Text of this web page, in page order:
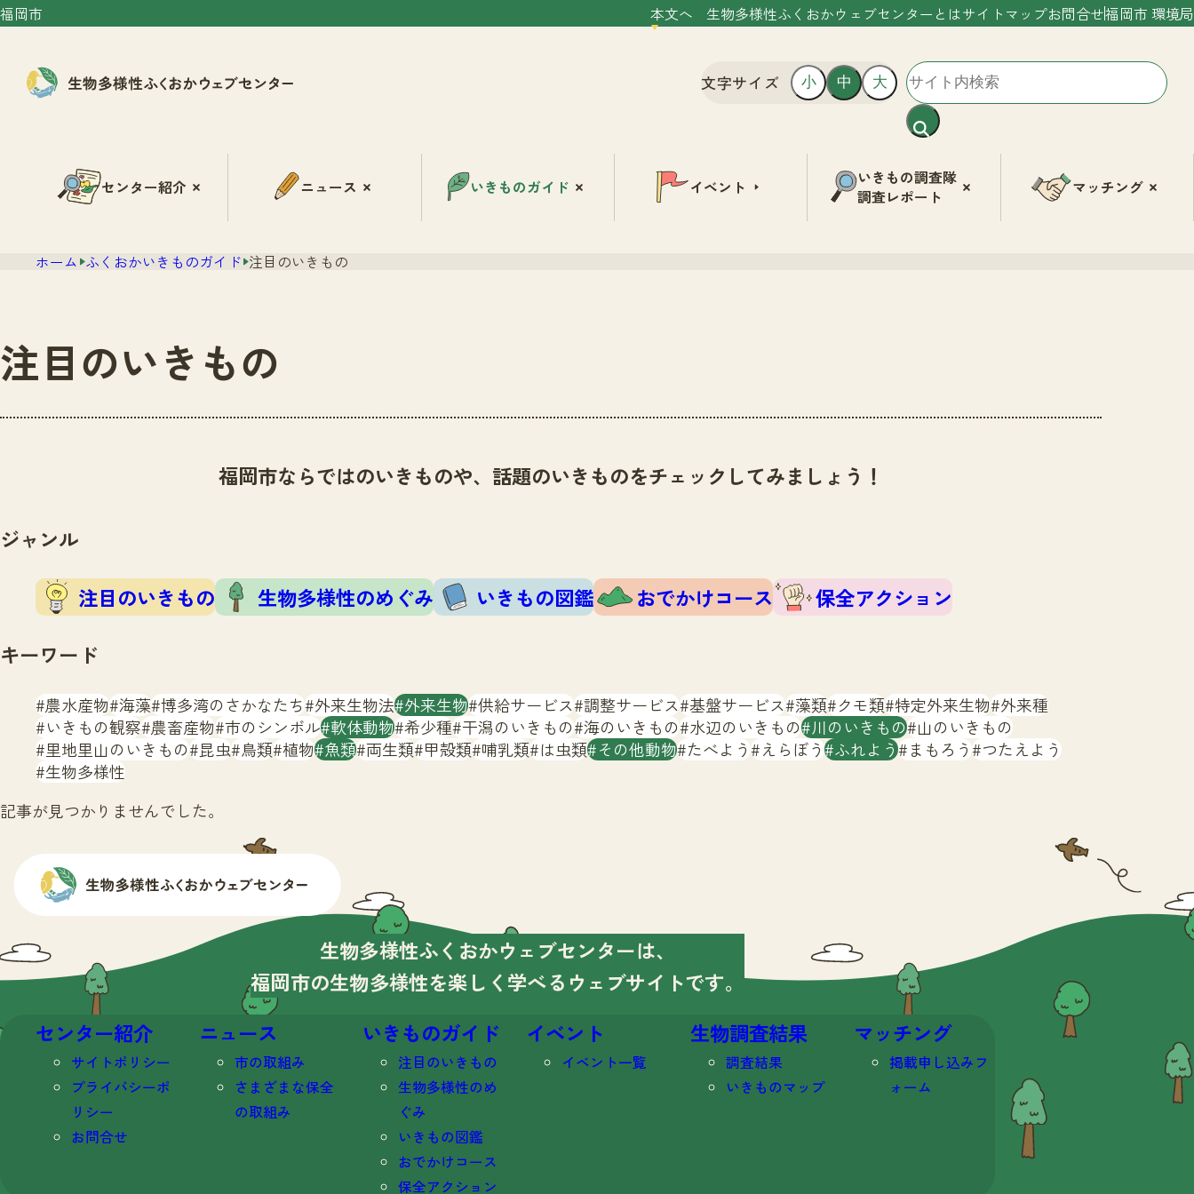
福岡市 本文へ 生物多様性ふくおかウェブセンターとはサイトマップお問合せ福岡市 環境局
文字サイズ 小 中 大
センター紹介 ニュース いきものガイド イベント
いきもの調査隊
調査レポート
マッチング
ホーム ふくおかいきものガイド 注目のいきもの
注目のいきもの
福岡市ならではのいきものや、話題のいきものをチェックしてみましょう！
ジャンル
注目のいきもの 生物多様性のめぐみ いきもの図鑑 おでかけコース
保全アクション
キーワード
農水産物 海藻 博多湾のさかなたち 外来生物法 外来生物 供給サービス 調整サービス 基盤サービス 藻類 クモ類 特定外来生物 外来種
いきもの観察 農畜産物 市のシンボル 軟体動物 希少種 干潟のいきもの 海のいきもの 水辺のいきもの 川のいきもの 山のいきもの
里地里山のいきもの 昆虫 鳥類 植物 魚類 両生類 甲殻類 哺乳類 は虫類 その他動物 たべよう えらぼう ふれよう まもろう つたえよう
生物多様性
記事が見つかりませんでした。
生物多様性ふくおかウェブセンターは、
福岡市の生物多様性を楽しく学べる ウェブサイトです。
センター紹介
サイトポリシー
プライバシーポ
リシー
お問合せ
ニュース
市の取組み
さまざまな保全
の取組み
いきものガイド
注目のいきもの
生物多様性のめ
ぐみ
いきもの図鑑
おでかけコース
保全アクション
イベント
イベント一覧
生物調査結果
調査結果
いきものマップ
マッチング
掲載申し込みフ
ォーム